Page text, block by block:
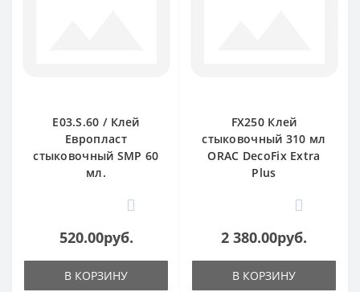
E03.S.60 / Клей
Европласт
стыковочный SMP 60
мл.
0
520.00руб.
В КОРЗИНУ
FX250 Клей
стыковочный 310 мл
ORAC DecoFix Extra
Plus
0
2 380.00руб.
В КОРЗИНУ